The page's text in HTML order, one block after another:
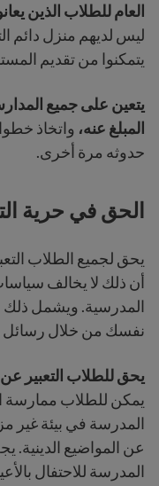
العام للطلاب الذين
ليس لديهم منزل دائم
يتمكنوا من تقديم
يتعين على جميع
المبلغ عنه، واتخاذ
حدوثه مرة أخرى.
الحق في حرية
يحق لجميع الطلاب
أن ذلك لا يخالف
المدرسية. ويشمل ذلك
نفسك من خلال رسائل
يحق للطلاب التعبير
يمكن للطلاب ممارسة
المدرسة في بيئة غير
عن المواضيع
المدرسة للاحتفال